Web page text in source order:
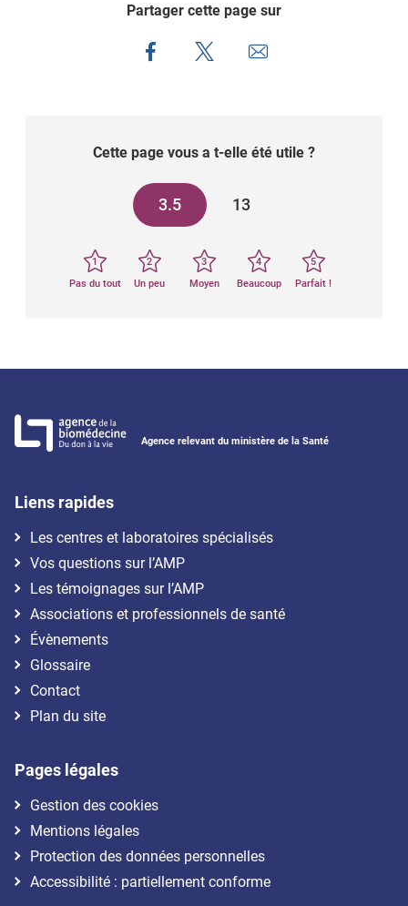
Partager cette page sur
Cette page vous a t-elle été utile ?
3.5 13
1
Pas du tout
2
Un peu
3
Moyen
4
Beaucoup
5
Parfait !
Agence relevant du ministère de la Santé
Liens rapides
Les centres et laboratoires spécialisés
Vos questions sur l’AMP
Les témoignages sur l’AMP
Associations et professionnels de santé
Évènements
Glossaire
Contact
Plan du site
Pages légales
Gestion des cookies
Mentions légales
Protection des données personnelles
Accessibilité : partiellement conforme